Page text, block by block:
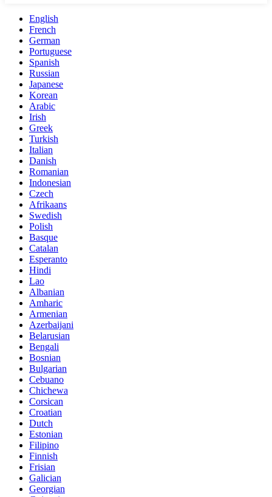
English
French
German
Portuguese
Spanish
Russian
Japanese
Korean
Arabic
Irish
Greek
Turkish
Italian
Danish
Romanian
Indonesian
Czech
Afrikaans
Swedish
Polish
Basque
Catalan
Esperanto
Hindi
Lao
Albanian
Amharic
Armenian
Azerbaijani
Belarusian
Bengali
Bosnian
Bulgarian
Cebuano
Chichewa
Corsican
Croatian
Dutch
Estonian
Filipino
Finnish
Frisian
Galician
Georgian